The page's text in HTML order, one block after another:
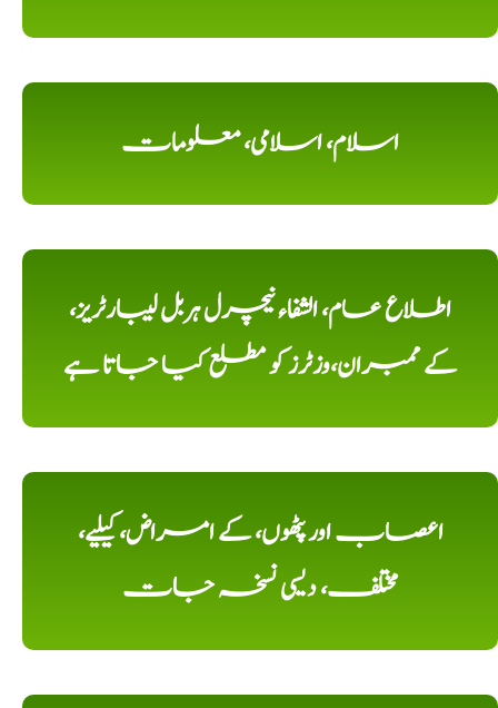
اسلام، اسلامی، معلومات
اطلاع عام، الشفاء نیچرل ہربل لیبارٹریز،
کے ممبران،وزٹرز کو مطلع کیا جاتا ہے
اعصاب اور پٹھوں، کے امراض، کیلیے،
مختلف، دیسی نسخہ جات